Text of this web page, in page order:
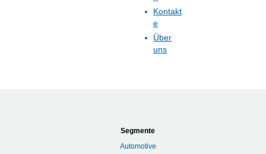
Kontakt
e
Über
uns
Segmente
Automotive